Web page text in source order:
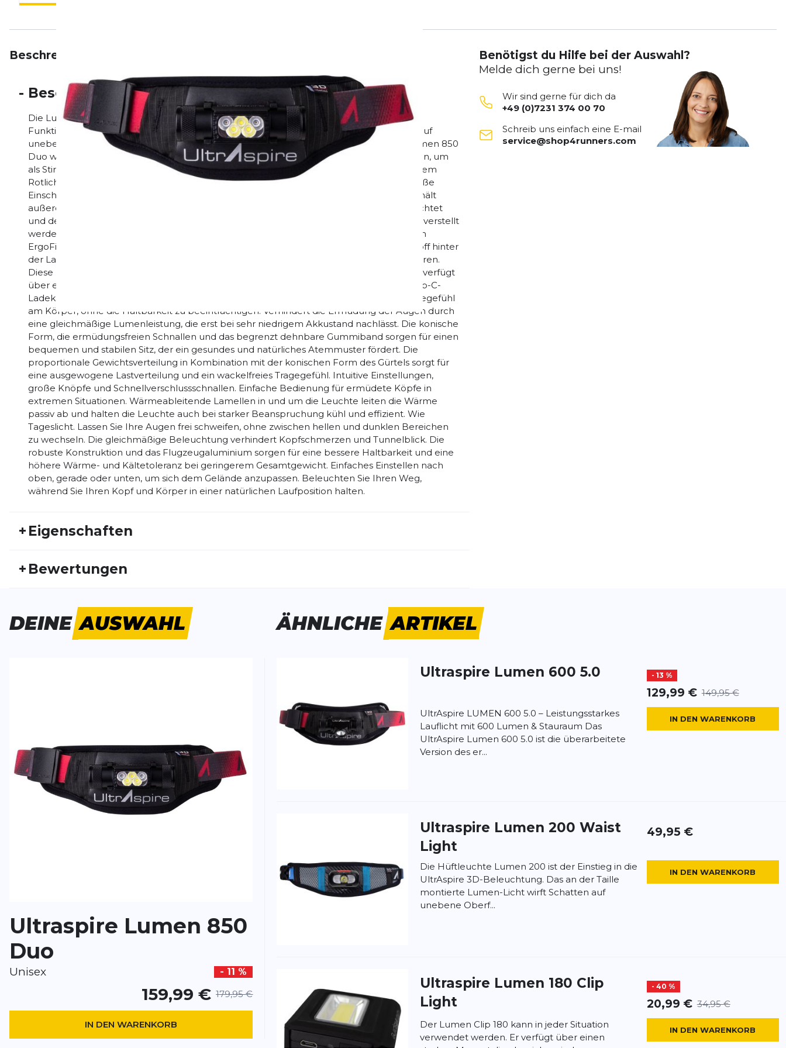
Beschreibung
- Beschreibung
Die Lumen 850 Duo bietet Vielseitigkeit, eine hohe Lichtausbeute und ein breites
Funktionsspektrum für jedes Abenteuer. Die UltrAspire 3D-Beleuchtung wirft Schatten auf
unebene Oberflächen und ermöglicht so ein besseres Verständnis des Geländes. Die Lumen 850
Duo wird mit einem Stirnlampenband geliefert, an dem die Lampe befestigt werden kann, um
als Stirnlampe zu dienen. Ausgestattet mit 3 regulären Modi, hoch, mittel, niedrig und einem
Rotlichtmodus, ermöglicht sie die vollständige Kontrolle über die Lumenleistung. Die große
Einschalttaste ermöglicht ein intuitives Umschalten zwischen den Einstellungen und enthält
außerdem eine Batterieanzeige, die beim Einschalten schnell grün, gold oder rot aufleuchtet
und den Batteriestand anzeigt. Die Lampe kann in der Halterung nach oben oder unten verstellt
werden, um den gewünschten Beleuchtungswinkel einzustellen. Der Gürtel ist mit einem
ErgoFit Waist Design ausgestattet, das bequem am Körper sitzt. Offenzelliger Schaumstoff hinter
der Lampenhalterung macht die Lampe bequem und hilft, Feuchtigkeit abzutransportieren.
Diese Hüftleuchte enthält einen unserer wiederaufladbaren UltrAspire 18650-Akkus und verfügt
über einen USB Typ-C-Ladeanschluss für eine sehr schnelle Aufladung. Inklusive USB-Typ-C-
Ladekabel. Leichte Komponenten und Materialien sorgen für ein fast unmerkliches Tragegefühl
am Körper, ohne die Haltbarkeit zu beeinträchtigen. Verhindert die Ermüdung der Augen durch
eine gleichmäßige Lumenleistung, die erst bei sehr niedrigem Akkustand nachlässt. Die konische
Form, die ermüdungsfreien Schnallen und das begrenzt dehnbare Gummiband sorgen für einen
bequemen und stabilen Sitz, der ein gesundes und natürliches Atemmuster fördert. Die
proportionale Gewichtsverteilung in Kombination mit der konischen Form des Gürtels sorgt für
eine ausgewogene Lastverteilung und ein wackelfreies Tragegefühl. Intuitive Einstellungen,
große Knöpfe und Schnellverschlussschnallen. Einfache Bedienung für ermüdete Köpfe in
extremen Situationen. Wärmeableitende Lamellen in und um die Leuchte leiten die Wärme
passiv ab und halten die Leuchte auch bei starker Beanspruchung kühl und effizient. Wie
Tageslicht. Lassen Sie Ihre Augen frei schweifen, ohne zwischen hellen und dunklen Bereichen
zu wechseln. Die gleichmäßige Beleuchtung verhindert Kopfschmerzen und Tunnelblick. Die
robuste Konstruktion und das Flugzeugaluminium sorgen für eine bessere Haltbarkeit und eine
höhere Wärme- und Kältetoleranz bei geringerem Gesamtgewicht. Einfaches Einstellen nach
oben, gerade oder unten, um sich dem Gelände anzupassen. Beleuchten Sie Ihren Weg,
während Sie Ihren Kopf und Körper in einer natürlichen Laufposition halten.
+ Eigenschaften
Aktivitätstyp:
Freizeit
+ Bewertungen
Mit der Lampe macht Nachts laufen noch mehr Spaß! Guter Shop, schnelle Bearbeitung, gerne
Vorname
Vorname
Überschrift
Überschrift
BEWERTUNG HINZUFÜGEN
Dieses Formular ist durch reCAPTCHA geschützt – es gelten dieDatenschutzbestimmungen
Google.
Benötigst du Hilfe bei der Auswahl?
Melde dich gerne bei uns!
Wir sind gerne für dich da
+49 (0)7231 374 00 70
Schreib uns einfach eine E-mail
service@shop4runners.com
DEINEAUSWAHL
Ultraspire Lumen 850
Duo
Unisex - 11 %
159,99 € 179,95 €
IN DEN WARENKORB
ÄHNLICHEARTIKEL
Ultraspire Lumen 600 5.0 - 13 %
129,99 € 149,95 €
UltrAspire LUMEN 600 5.0 – Leistungsstarkes
Lauflicht mit 600 Lumen & Stauraum Das
UltrAspire Lumen 600 5.0 ist die überarbeitete
Version des er...
IN DEN WARENKORB
Ultraspire Lumen 200 Waist
Light
49,95 €
Die Hüftleuchte Lumen 200 ist der Einstieg in die
UltrAspire 3D-Beleuchtung. Das an der Taille
montierte Lumen-Licht wirft Schatten auf
unebene Oberf...
IN DEN WARENKORB
Ultraspire Lumen 180 Clip
Light
- 40 %
20,99 € 34,95 €
Der Lumen Clip 180 kann in jeder Situation
verwendet werden. Er verfügt über einen
IN DEN WARENKORB